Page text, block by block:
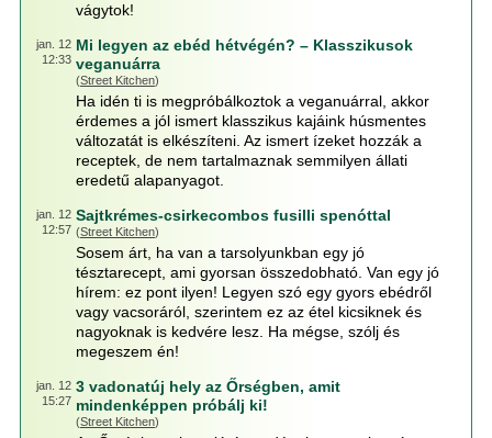
vágytok!
jan. 12
12:33
Mi legyen az ebéd hétvégén? – Klasszikusok
veganuárra
(Street Kitchen)
Ha idén ti is megpróbálkoztok a veganuárral, akkor
érdemes a jól ismert klasszikus kajáink húsmentes
változatát is elkészíteni. Az ismert ízeket hozzák a
receptek, de nem tartalmaznak semmilyen állati
eredetű alapanyagot.
jan. 12
12:57
Sajtkrémes-csirkecombos fusilli spenóttal
(Street Kitchen)
Sosem árt, ha van a tarsolyunkban egy jó
tésztarecept, ami gyorsan összedobható. Van egy jó
hírem: ez pont ilyen! Legyen szó egy gyors ebédről
vagy vacsoráról, szerintem ez az étel kicsiknek és
nagyoknak is kedvére lesz. Ha mégse, szólj és
megeszem én!
jan. 12
15:27
3 vadonatúj hely az Őrségben, amit
mindenképpen próbálj ki!
(Street Kitchen)